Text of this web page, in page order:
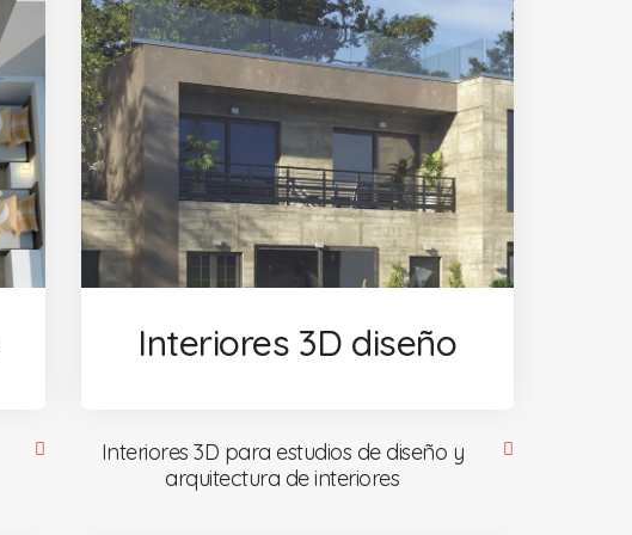
Interiores 3D diseño
Interiores 3D para estudios de diseño y
arquitectura de interiores